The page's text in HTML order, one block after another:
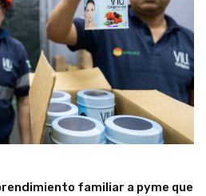
familiar a pyme que